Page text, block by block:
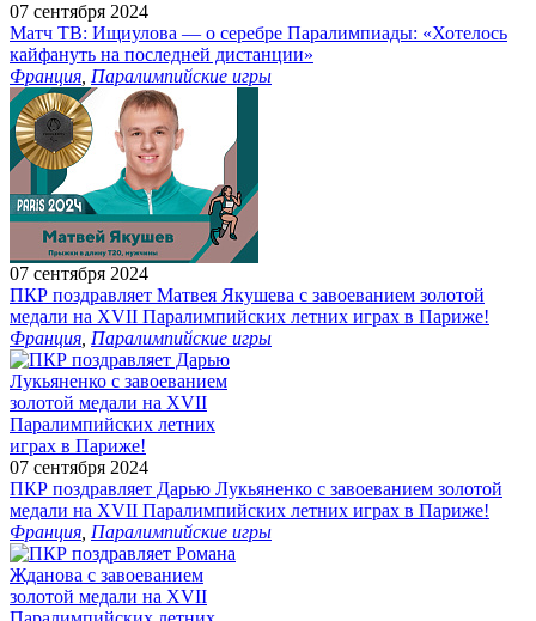
07 сентября 2024
Матч ТВ: Ищиулова — о серебре Паралимпиады: «Хотелось
кайфануть на последней дистанции»
Франция Паралимпийские игры
07 сентября 2024
ПКР поздравляет Матвея Якушева с завоеванием золотой
медали на XVII Паралимпийских летних играх в Париже!
Франция Паралимпийские игры
07 сентября 2024
ПКР поздравляет Дарью Лукьяненко с завоеванием золотой
медали на XVII Паралимпийских летних играх в Париже!
Франция Паралимпийские игры